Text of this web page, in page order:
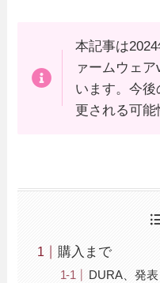
本記事は
ァームウェ
います。今
更される可能
購入まで
DURA、発表